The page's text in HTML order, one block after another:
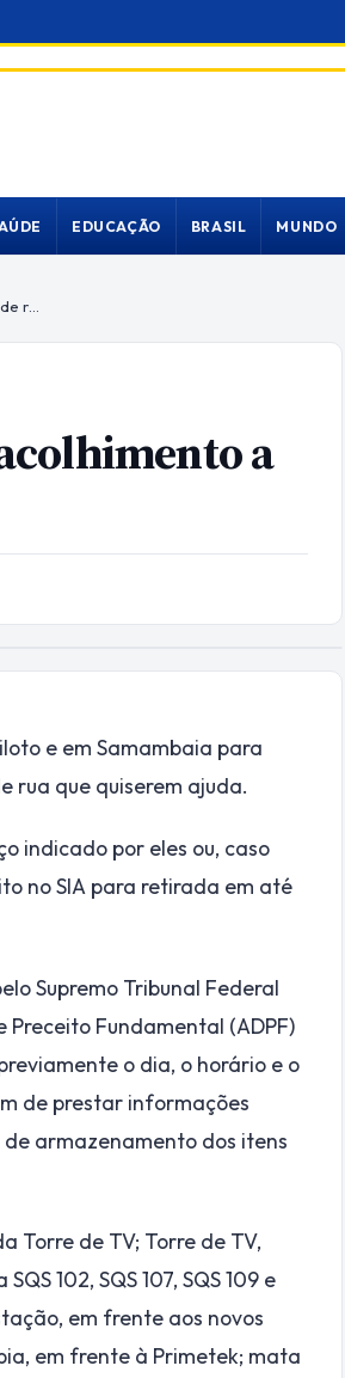
EDUCAÇÃO BRASIL MUNDO
a
e em Samambaia para
rua que quiserem ajuda.
indicado por eles ou, caso
no SIA para retirada em até
Supremo Tribunal Federal
Fundamental (ADPF)
o dia, o horário e o
de prestar informações
armazenamento dos itens
Torre de TV; Torre de TV,
102, SQS 107, SQS 109 e
em frente aos novos
em frente à Primetek; mata